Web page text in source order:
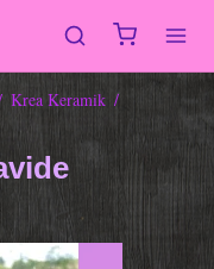
Krea Keramik /